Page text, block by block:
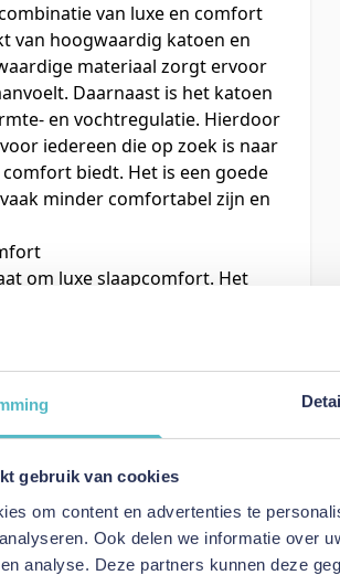
gebruik van cookies
om content en advertenties te
Ook delen we informatie over
analyse. Deze partners kunnen deze
van luxe en comfort
van hoogwaardig katoen en
materiaal zorgt ervoor
Daarnaast is het katoen
en vochtregulatie. Hierdoor
iedereen die op zoek is naar
biedt. Het is een goede
minder comfortabel zijn en
om luxe slaapcomfort. Het
materialen en
Noblesse biedt het
en lakens. Al deze
en aandacht voor detail.
te onderhouden. Het kussen
worden gewassen op een